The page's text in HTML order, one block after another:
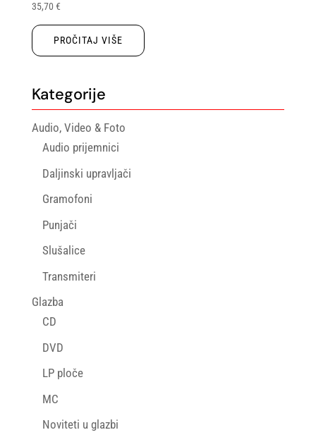
35,70 €
PROČITAJ VIŠE
Kategorije
Audio, Video & Foto
Audio prijemnici
Daljinski upravljači
Gramofoni
Punjači
Slušalice
Transmiteri
Glazba
CD
DVD
LP ploče
MC
Noviteti u glazbi